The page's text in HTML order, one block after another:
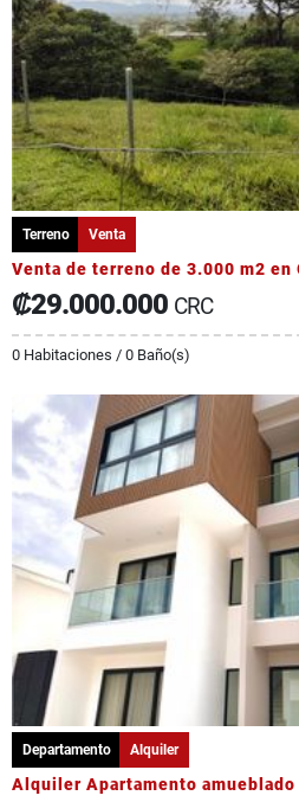
Terreno Venta
₡29.000.000 CRC
0 Habitaciones / 0 Baño(s)
Departamento Alquiler